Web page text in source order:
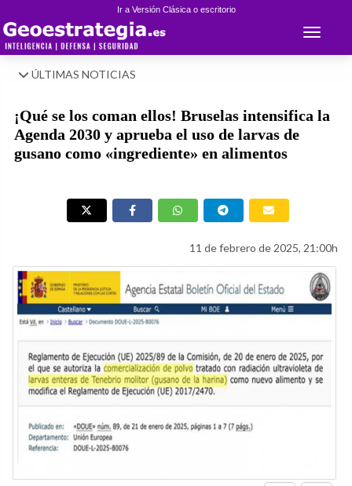
Ir a Versión Clásica o escritorio
Toggle
ÚLTIMAS NOTICIAS
¡Qué se los coman ellos! Bruselas intensifica la
Agenda 2030 y aprueba el uso de larvas de
gusano como «ingrediente» en alimentos
11 de febrero de 2025, 21:00h